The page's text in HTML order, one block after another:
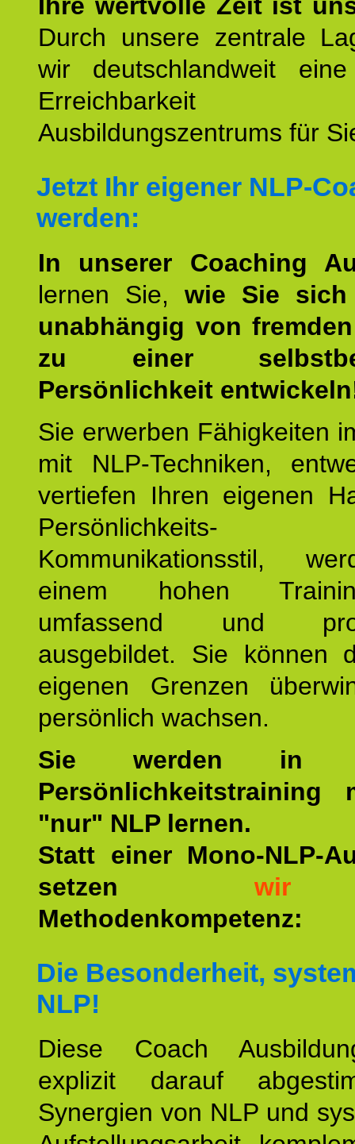
Durch unsere zentrale
wir deutschlandweit
Erreichbarkeit
Ausbildungszentrums für
Jetzt Ihr eigener NLP-
werden:
In unserer Coaching
lernen Sie, wie Sie
unabhängig von
zu einer
Persönlichkeit
Sie erwerben Fähigkeiten
mit NLP-Techniken,
vertiefen Ihren eigenen
Kommunikationsstil,
einem hohen
umfassend und
ausgebildet. Sie können
eigenen Grenzen
persönlich wachsen.
Sie werden in
Persönlichkeitstraining
"nur" NLP lernen.
Statt einer Mono-NLP-
setzen wir
Methodenkompetenz:
Die Besonderheit,
NLP!
Diese Coach
explizit darauf
Synergien von NLP und